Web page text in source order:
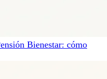
Bienestar: cómo